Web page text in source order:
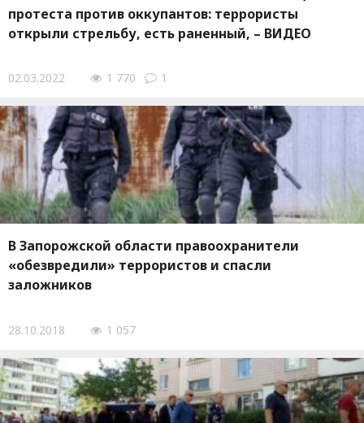
протеста против оккупантов: террористы
открыли стрельбу, есть раненный, – ВИДЕО
02.03.2022 1 770 1
В Запорожской области правоохранители
«обезвредили» террористов и спасли
заложников
28.10.2018 1 057